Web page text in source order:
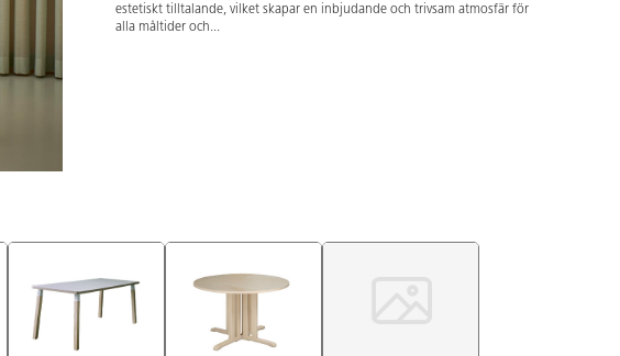
estetiskt tilltalande, vilket skapar en inbjudande och trivsam atmosfär för
alla måltider och...